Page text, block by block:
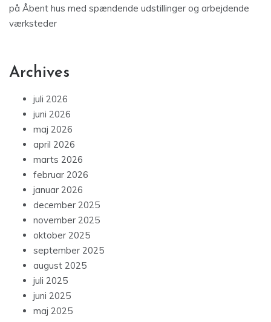
på Åbent hus med spændende udstillinger og arbejdende
værksteder
Archives
juli 2026
juni 2026
maj 2026
april 2026
marts 2026
februar 2026
januar 2026
december 2025
november 2025
oktober 2025
september 2025
august 2025
juli 2025
juni 2025
maj 2025